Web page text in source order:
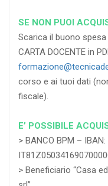
SE NON PUOI
Scarica il buono
CARTA DOCENTE in
corso e ai tuoi dati
fiscale).
E’ POSSIBILE
> BANCO BPM – IBAN:
> Beneficiario “Casa